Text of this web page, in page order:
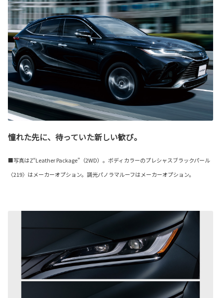
憧れた先に、待っていた新しい歓び。
■写真はZ“Leather Package”（2WD）。ボディカラーのプレシャスブラックパール
〈219〉はメーカーオプション。調光パノラマルーフはメーカーオプション。